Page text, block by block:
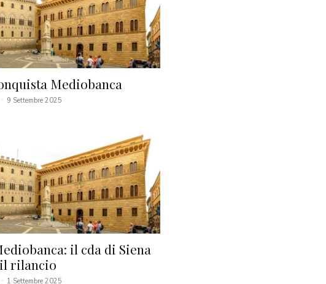
Mediobanca
- 9 Settembre 2025
il cda di Siena
rilancio
- 1 Settembre 2025